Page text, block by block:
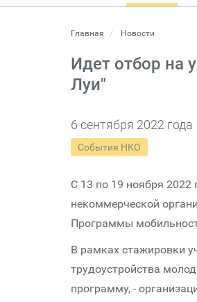
Главная Новости
Идет отбор на
Луи"
6 сентября 2022 года
События НКО
С 13 по 19 ноября
некоммерческой
Программы
В рамках стажировки
трудоустройства
программу, -